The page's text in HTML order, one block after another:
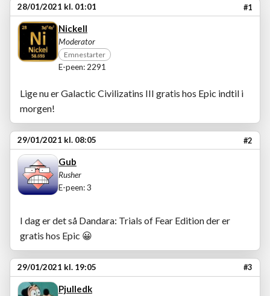
28/01/2021 kl. 01:01 #1
Nickell
Moderator
Emnestarter
E-peen: 2291
Lige nu er Galactic Civilizatins III gratis hos Epic indtil i
morgen!
29/01/2021 kl. 08:05 #2
Gub
Rusher
E-peen: 3
I dag er det så Dandara: Trials of Fear Edition der er
gratis hos Epic 😀
29/01/2021 kl. 19:05 #3
Pjulledk